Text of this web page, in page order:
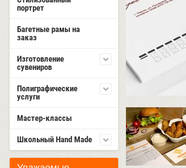
портрет
Багетные рамы на
заказ
Изготовление
сувениров
Полиграфические
услуги
Мастер-классы
Школьный Hand Made